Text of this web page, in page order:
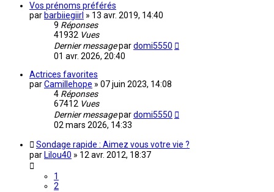
Vos prénoms préférés
par barbiiegiirl » 13 avr. 2019, 14:40
9 Réponses
41932 Vues
Dernier messagepardomi5550
01 avr. 2026, 20:40
Actrices favorites
parCamillehope » 07 juin 2023, 14:08
4 Réponses
67412 Vues
Dernier messagepardomi5550
02 mars 2026, 14:33
Sondage rapide : Aimez vous votre vie ?
par Lilou40 » 12 avr. 2012, 18:37
1
2